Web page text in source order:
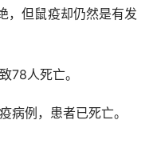
，但鼠疫却仍然是有发
78人死亡。
病例，患者已死亡。